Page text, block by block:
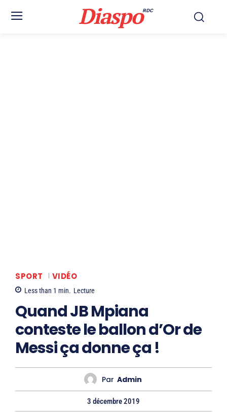
DiaspoRDC
SPORT VIDÉO
Less than 1 min. Lecture
Quand JB Mpiana
conteste le ballon d’Or de
Messi ça donne ça !
Par Admin
3 décembre 2019